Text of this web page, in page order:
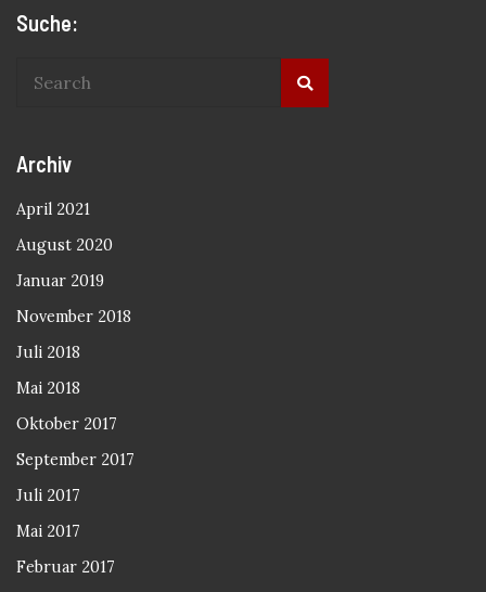
Suche:
Archiv
April 2021
August 2020
Januar 2019
November 2018
Juli 2018
Mai 2018
Oktober 2017
September 2017
Juli 2017
Mai 2017
Februar 2017